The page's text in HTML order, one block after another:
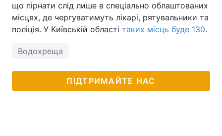
що пірнати слід лише в спеціально облаштованих
місцях, де чергуватимуть лікарі, рятувальники та
поліція. У Київській області таких місць буде 130.
Водохреща
ПІДТРИМАЙТЕ НАС